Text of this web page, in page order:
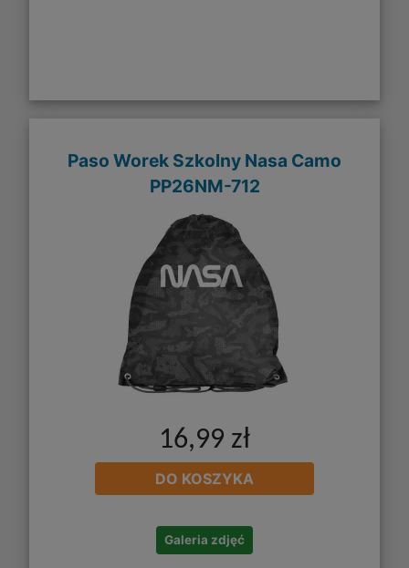
Paso Worek Szkolny Nasa Camo
PP26NM-712
16,99 zł
DO KOSZYKA
Galeria zdjęć